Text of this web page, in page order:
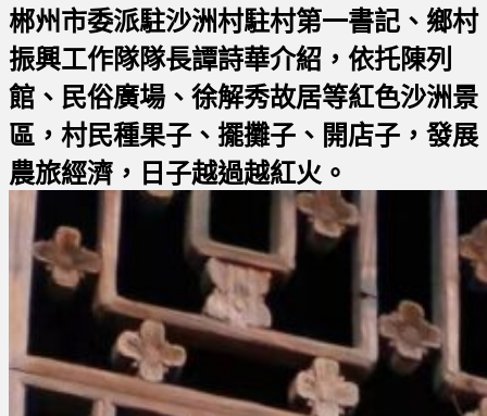
郴州市委派駐沙洲村駐村第一書記、鄉村
振興工作隊隊長譚詩華介紹，依托陳列
館、民俗廣場、徐解秀故居等紅色沙洲景
區，村民種果子、擺攤子、開店子，發展
農旅經濟，日子越過越紅火。